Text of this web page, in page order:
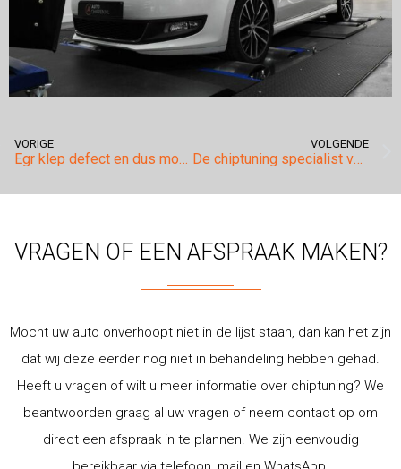
VORIGE
Egr klep defect en dus motorstoring?
VOLGENDE
De chiptuning specialist voor uw Volvo!
VRAGEN OF EEN AFSPRAAK MAKEN?
Mocht uw auto onverhoopt niet in de lijst staan, dan kan het zijn
dat wij deze eerder nog niet in behandeling hebben gehad.
Heeft u vragen of wilt u meer informatie over chiptuning? We
beantwoorden graag al uw vragen of neem contact op om
direct een afspraak in te plannen. We zijn eenvoudig